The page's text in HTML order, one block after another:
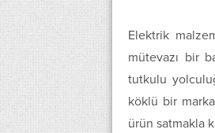
Elektrik
mütevazı bir
tutkulu
köklü bir
ürün satmakla